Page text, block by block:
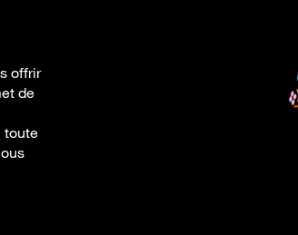
offrir
de
toute